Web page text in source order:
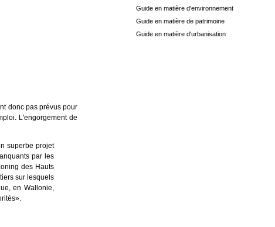
donc pas prévus pour
L'engorgement de
superbe projet
par les
des Hauts
sur lesquels
en Wallonie,
Guide en matière d'environnement
Guide en matière de patrimoine
Guide en matière d'urbanisation